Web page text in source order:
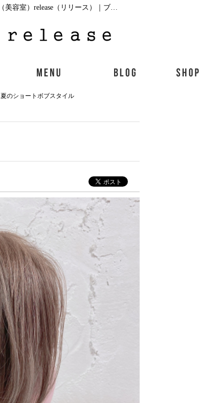
ヘアスタイル夏のショートボブスタイル|心斎橋にある人気の美容院（美容室）release（リリース）｜ブログ
夏のショートボブスタイル